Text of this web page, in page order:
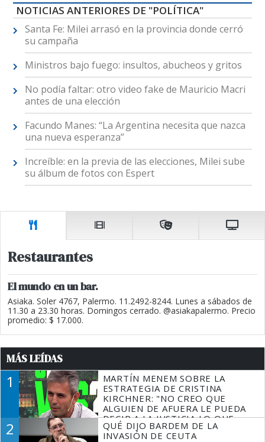
NOTICIAS ANTERIORES DE "POLÍTICA"
Santa Fe: Milei arrasó en la provincia donde cerró
su campaña
Ministros bajo fuego: insultos, abucheos y gritos
No podía faltar: otro video fake de Mauricio Macri
antes de una elección
Facundo Manes: “La Argentina necesita que nazca
una nueva esperanza”
Increíble: en la previa de las elecciones, Milei sube
su álbum de fotos con Espert
Restaurantes
El mundo en un bar.
Asiaka. Soler 4767, Palermo. 11.2492-8244. Lunes a sábados de
11.30 a 23.30 horas. Domingos cerrado. @asiakapalermo. Precio
promedio: $ 17.000.
MÁS LEÍDAS
1
MARTÍN MENEM SOBRE LA
ESTRATEGIA DE CRISTINA
KIRCHNER: "NO CREO QUE
ALGUIEN DE AFUERA LE PUEDA
DECIR A LA JUSTICIA LO QUE
TIENE QUE HACER"
2
QUÉ DIJO BARDEM DE LA
INVASIÓN DE CEUTA